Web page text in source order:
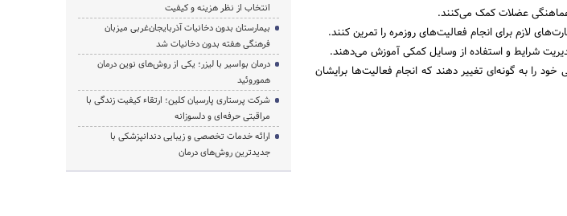
هماهنگی عضلات کمک می‌کنند.
لازم برای انجام فعالیت‌های روزمره را تمرین کنند.
شرایط و استفاده از وسایل کمکی آموزش می‌دهند.
را به گونه‌ای تغییر دهند که انجام فعالیت‌ها برایشان
انتخاب از نظر هزینه و کیفیت
بیمارستان بدون دخانیات آذربایجان‌غربی میزبان
فرهنگی هفته بدون دخانیات شد
درمان بواسیر با لیزر؛ یکی از روش‌های نوین درمان
هموروئید
شرکت پرستاری پارسیان کلین؛ ارتقاء کیفیت زندگی با
مراقبتی حرفه‌ای و دلسوزانه
ارائه خدمات تخصصی و زیبایی دندانپزشکی با
جدیدترین روش‌های درمان